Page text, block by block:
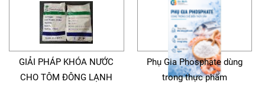
GIẢI PHÁP KHÓA NƯỚC
CHO TÔM ĐÔNG LẠNH
Phụ Gia Phosphate dùng
trong thực phẩm